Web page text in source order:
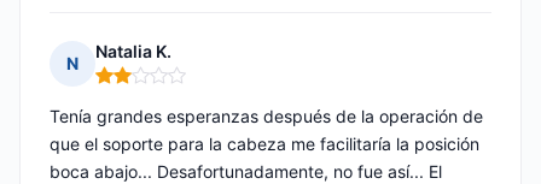
N
Natalia K.
Nota: 2 de 5
Tenía grandes esperanzas después de la operación de
que el soporte para la cabeza me facilitaría la posición
boca abajo... Desafortunadamente, no fue así... El